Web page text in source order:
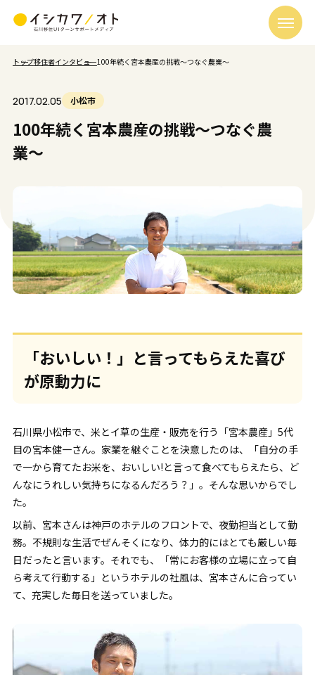
トップ移住者インタビュー100年続く宮本農産の挑戦〜つなぐ農業〜
2017.02.05 小松市
100年続く宮本農産の挑戦〜つなぐ農
業〜
「おいしい！」と言ってもらえた喜び
が原動力に
石川県小松市で、米とイ草の生産・販売を行う「宮本農産」5代
目の宮本健一さん。家業を継ぐことを決意したのは、「自分の手
で一から育てたお米を、おいしい!と言って食べてもらえたら、ど
んなにうれしい気持ちになるんだろう？」。そんな思いからでし
た。
以前、宮本さんは神戸のホテルのフロントで、夜勤担当として勤
務。不規則な生活でぜんそくになり、体力的にはとても厳しい毎
日だったと言います。それでも、「常にお客様の立場に立って自
ら考えて行動する」というホテルの社風は、宮本さんに合ってい
て、充実した毎日を送っていました。